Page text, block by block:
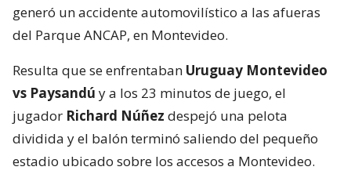
generó un accidente automovilístico a las afueras
del Parque ANCAP, en Montevideo.
Resulta que se enfrentaban Uruguay Montevideo
vs Paysandú y a los 23 minutos de juego, el
jugador Richard Núñez despejó una pelota
dividida y el balón terminó saliendo del pequeño
estadio ubicado sobre los accesos a Montevideo.